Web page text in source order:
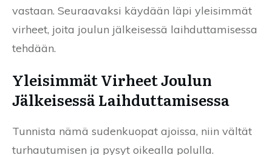
vastaan. Seuraavaksi käydään läpi yleisimmät
virheet, joita joulun jälkeisessä laihduttamisessa
tehdään.
Yleisimmät Virheet Joulun
Jälkeisessä Laihduttamisessa
Tunnista nämä sudenkuopat ajoissa, niin vältät
turhautumisen ja pysyt oikealla polulla.